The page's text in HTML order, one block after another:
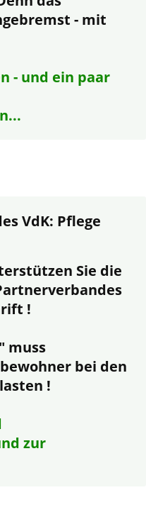
- mit
- und ein paar
VdK: Pflege
Sie die
!
muss
bei den
!
zur